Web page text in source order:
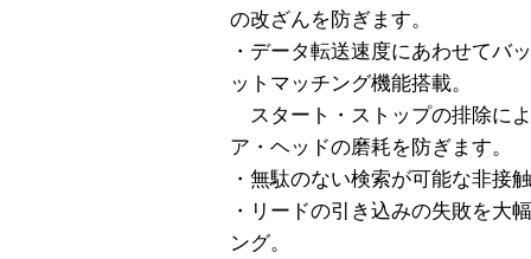
の改ざんを防ぎます。
・データ転送速度にあわせてバ
ットマッチング機能搭載。
スタート・ストップの排除に
ア・ヘッドの磨耗を防ぎます。
・無駄のない検索が可能な非接
・リードの引き込みの失敗を大
ング。